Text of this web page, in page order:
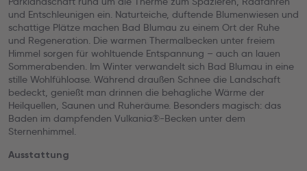
und Entschleunigen ein. Naturteiche, duftende Blumenwiesen und
schattige Plätze machen Bad Blumau zu einem Ort der Ruhe
und Regeneration. Die warmen Thermalbecken unter freiem
Himmel sorgen für wohltuende Entspannung – auch an lauen
Sommerabenden. Im Winter verwandelt sich Bad Blumau in eine
stille Wohlfühloase. Während draußen Schnee die Landschaft
bedeckt, genießt man drinnen die behagliche Wärme der
Heilquellen, Saunen und Ruheräume. Besonders magisch: das
Baden im dampfenden Vulkania®-Becken unter dem
Sternenhimmel.
Ausstattung